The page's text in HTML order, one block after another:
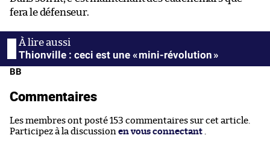
fera le défenseur.
Thionville : ceci est une « mini-révolution »
BB
Commentaires
Les membres ont posté 153 commentaires sur cet article.
Participez à la discussion en vous connectant